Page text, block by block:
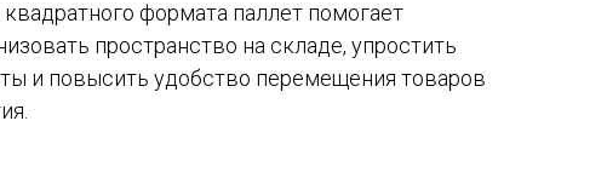
формата паллет помогает
пространство на складе, упростить
и повысить удобство перемещения товаров